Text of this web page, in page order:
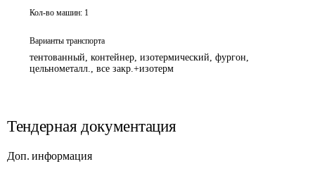
Кол-во машин: 1
Варианты транспорта
тентованный, контейнер, изотермический, фургон,
цельнометалл., все закр.+изотерм
Тендерная документация
Доп. информация